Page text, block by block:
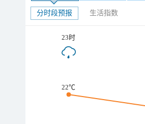
分时段预报 生活指数
23时
22℃